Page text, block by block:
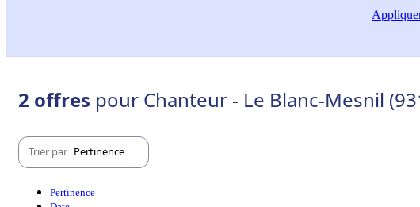
2 offres pour Chanteur - Le Blanc-Mesnil
Trier par Pertinence
Pertinence